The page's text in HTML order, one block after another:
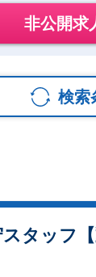
非公開求
検索
タッフ